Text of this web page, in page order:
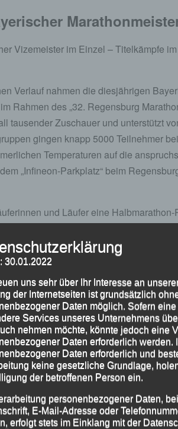
Vizemeister im Einzel – Titelkämpfe
Verlauf nahmen die diesjährigen
Rahmen des „32. Regensburg
tausender Zuschauer und unterstützt
gingen knapp 5000 Teilnehmer bei
Temperaturen auf die
„Infineon-Parkplatz“ beim
und Läufer eine Halbmarathon-
mit Blick auf die Walhalla und zwei 10-
Überquerung der Steinernen Brücke
30.01.2022
uns sehr über Ihr Interesse an
der Internetseiten ist grundsätzlich
Daten möglich. Sofern
Services unseres Unternehmens
nehmen möchte, könnte jedoch eine
Daten erforderlich werden.
Daten erforderlich und
keine gesetzliche Grundlage,
der betroffenen Person ein.
personenbezogener Daten,
E-Mail-Adresse oder
erfolgt stets im Einklang mit der